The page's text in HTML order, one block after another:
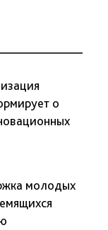
о
молодых